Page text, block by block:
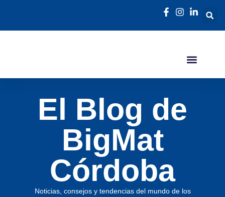
El Blog de
BigMat
Córdoba
Noticias, consejos y tendencias del mundo de los